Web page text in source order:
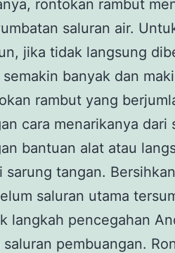
rontokan rambut
saluran air.
jika tidak langsung
semakin banyak dan
rambut yang
cara menarikanya dari
bantuan alat atau
sarung tangan.
saluran utama
langkah pencegahan
saluran pembuangan.